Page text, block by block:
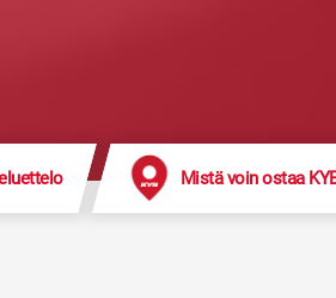
Mistä voin ostaa